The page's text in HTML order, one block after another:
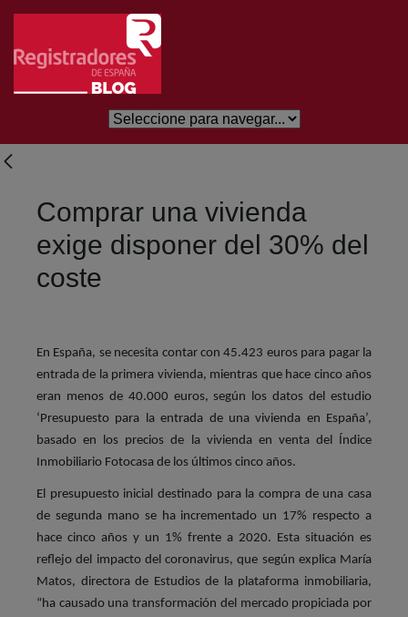
Skip to Main Content
Comprar una vivienda
exige disponer del 30% del
coste
En España, se necesita contar con 45.423 euros para pagar la
entrada de la primera vivienda, mientras que hace cinco años
eran menos de 40.000 euros, según los datos del estudio
‘Presupuesto para la entrada de una vivienda en España’,
basado en los precios de la vivienda en venta del Índice
Inmobiliario Fotocasa de los últimos cinco años.
El presupuesto inicial destinado para la compra de una casa
de segunda mano se ha incrementado un 17% respecto a
hace cinco años y un 1% frente a 2020. Esta situación es
reflejo del impacto del coronavirus, que según explica María
Matos, directora de Estudios de la plataforma inmobiliaria,
“ha causado una transformación del mercado propiciada por